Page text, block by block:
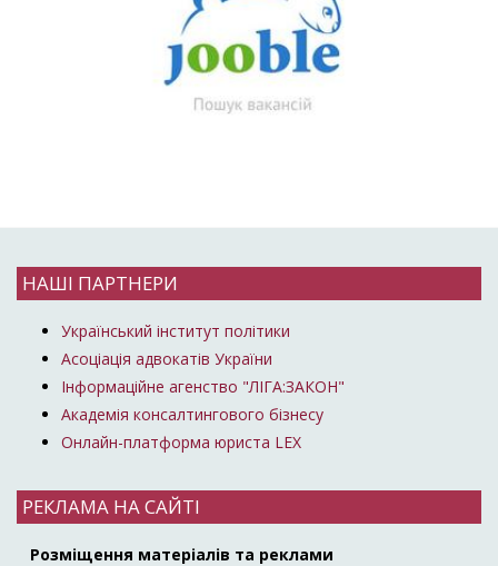
НАШІ ПАРТНЕРИ
Український інститут політики
Асоціація адвокатів України
Інформаційне агенство "ЛІГА:ЗАКОН"
Академія консалтингового бізнесу
Онлайн-платформа юриста LEX
РЕКЛАМА НА САЙТІ
Розміщення матеріалів та реклами